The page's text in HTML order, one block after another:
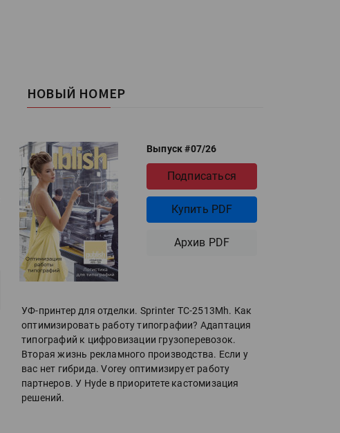
НОВЫЙ НОМЕР
Выпуск #07/26
Подписаться
Купить PDF
Архив PDF
УФ-принтер для отделки. Sprinter ТС-2513Mh. Как
оптимизировать работу типографии? Адаптация
типографий к цифровизации грузоперевозок.
Вторая жизнь рекламного производства. Если у
вас нет гибрида. Vorey оптимизирует работу
партнеров. У Hyde в приоритете кастомизация
решений.